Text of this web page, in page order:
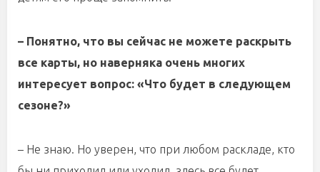
– Понятно, что вы сейчас не можете раскрыть
все карты, но наверняка очень многих
интересует вопрос: «Что будет в следующем
сезоне?»
– Не знаю. Но уверен, что при любом раскладе, кто